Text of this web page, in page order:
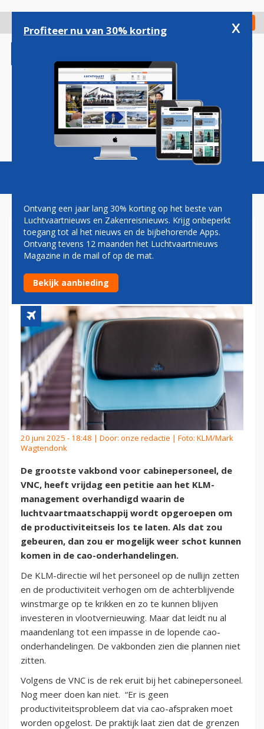
gaan
Check in
Magazine Podcasts Vacatures
VNC OVERHANDIGT PETITIE
AAN KLM: 'REK BIJ
CABINEPERSONEEL IS ERUIT'
20 juni 2025 - 18:48 | Door: onze redactie | Foto: KLM/Mark
Wagtendonk
De grootste vakbond voor cabinepersoneel, de
VNC, heeft vrijdag een petitie aan het KLM-
management overhandigd waarin de
luchtvaartmaatschappij wordt opgeroepen om
de productiviteitseis los te laten. Als dat zou
gebeuren, dan zou er mogelijk weer schot kunnen
komen in de cao-onderhandelingen.
De KLM-directie wil het personeel op de nullijn zetten
en de productiviteit verhogen om de achterblijvende
winstmarge op te krikken en zo te kunnen blijven
investeren in vlootvernieuwing. Maar dat leidt nu al
maandenlang tot een impasse in de lopende cao-
onderhandelingen. De vakbonden zien die plannen niet
zitten.
Volgens de VNC is de rek eruit bij het cabinepersoneel.
Nog meer doen kan niet. “Er is geen
productiviteitsprobleem dat via cao-afspraken moet
worden opgelost. De praktijk laat zien dat de grenzen
Profiteer nu van 30% korting x
Ontvang een jaar lang 30% korting op het beste van
Luchtvaartnieuws en Zakenreisnieuws. Krijg onbeperkt
toegang tot al het nieuws en de bijbehorende Apps.
Ontvang tevens 12 maanden het Luchtvaartnieuws
Magazine in de mail of op de mat.
Bekijk aanbieding